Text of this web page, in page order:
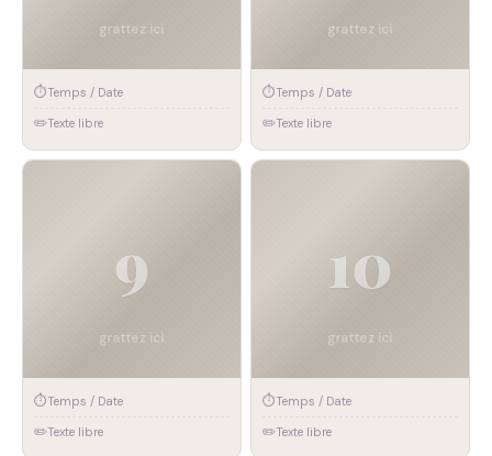
⏱Temps / Date
✏️Texte libre
⏱Temps / Date
✏️Texte libre
⏱Temps / Date
✏️Texte libre
⏱Temps / Date
✏️Texte libre